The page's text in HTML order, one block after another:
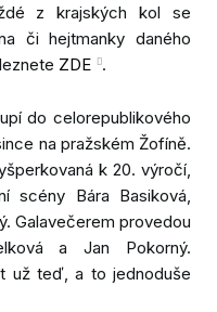
z krajských kol se
či hejtmanky daného
ZDE .
do celorepublikového
na pražském Žofíně.
k 20. výročí,
scény Bára Basiková,
Galavečerem provedou
a Jan Pokorný.
už teď, a to jednoduše